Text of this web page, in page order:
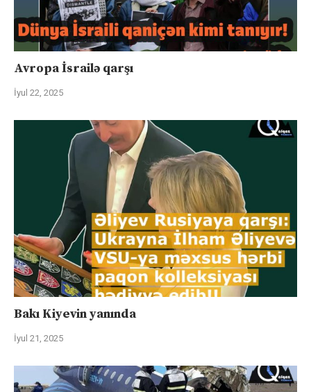
Avropa İsrailə qarşı
İyul 22, 2025
Bakı Kiyevin yanında
İyul 21, 2025